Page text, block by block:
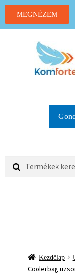
MEGNÉZEM
Keresés
Kezdőlap
Coolerbag